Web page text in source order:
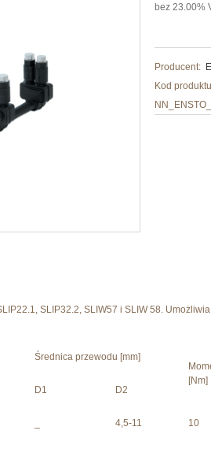
bez 23.00%
Producent:
Kod
SLIP32.2, SLIW57 i SLIW 58.
Średnica przewodu [mm]
[Nm]
D1 D2
4,5-11 10